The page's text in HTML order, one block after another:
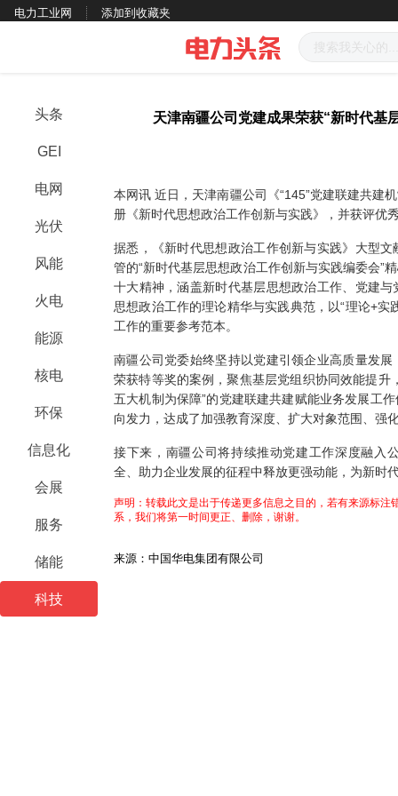
电力工业网 添加到收藏夹
头条
GEI
电网
光伏
风能
火电
能源
核电
环保
信息化
会展
服务
储能
科技
天津南疆公司党建成果荣获“新时代基
本网讯 近日，天津南疆公司《“145”党建联建共建
册《新时代思想政治工作创新与实践》，并获评优
据悉，《新时代思想政治工作创新与实践》大型
管的“新时代基层思想政治工作创新与实践编委会”
十大精神，涵盖新时代基层思想政治工作、党建
思想政治工作的理论精华与实践典范，以“理论+
工作的重要参考范本。
南疆公司党委始终坚持以党建引领企业高质量发
荣获特等奖的案例，聚焦基层党组织协同效能提升
五大机制为保障”的党建联建共建赋能业务发展工
向发力，达成了加强教育深度、扩大对象范围、强
接下来，南疆公司将持续推动党建工作深度融入
全、助力企业发展的征程中释放更强动能，为新时
声明：转载此文是出于传递更多信息之目的，若有来源标
系，我们将第一时间更正、删除，谢谢。
来源：中国华电集团有限公司